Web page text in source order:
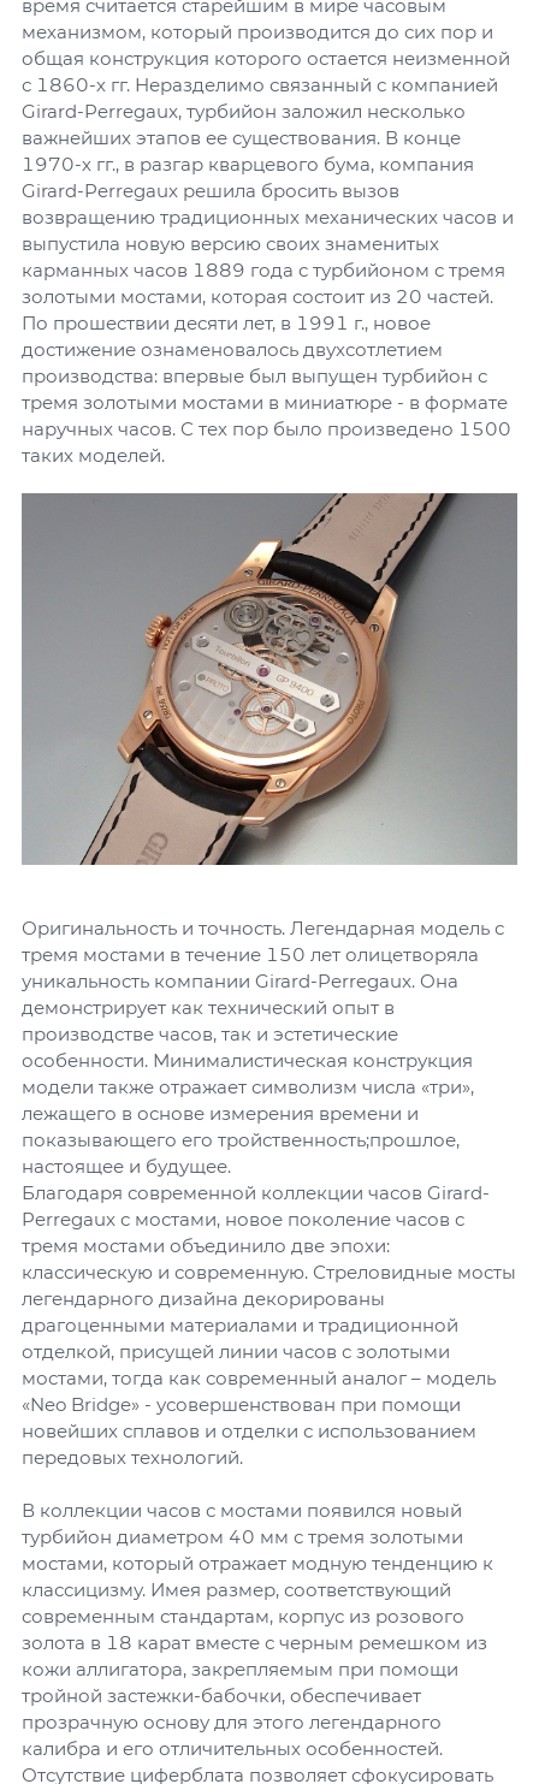
время считается старейшим в мире часовым
механизмом, который производится до сих пор и
общая конструкция которого остается неизменной
с 1860-х гг. Неразделимо связанный с компанией
Girard-Perregaux, турбийон заложил несколько
важнейших этапов ее существования. В конце
1970-х гг., в разгар кварцевого бума, компания
Girard-Perregaux решила бросить вызов
возвращению традиционных механических часов и
выпустила новую версию своих знаменитых
карманных часов 1889 года с турбийоном с тремя
золотыми мостами, которая состоит из 20 частей.
По прошествии десяти лет, в 1991 г., новое
достижение ознаменовалось двухсотлетием
производства: впервые был выпущен турбийон с
тремя золотыми мостами в миниатюре - в формате
наручных часов. С тех пор было произведено 1500
таких моделей.
Оригинальность и точность. Легендарная модель с
тремя мостами в течение 150 лет олицетворяла
уникальность компании Girard-Perregaux. Она
демонстрирует как технический опыт в
производстве часов, так и эстетические
особенности. Минималистическая конструкция
модели также отражает символизм числа «три»,
лежащего в основе измерения времени и
показывающего его тройственность;прошлое,
настоящее и будущее.
Благодаря современной коллекции часов Girard-
Perregaux с мостами, новое поколение часов с
тремя мостами объединило две эпохи:
классическую и современную. Стреловидные мосты
легендарного дизайна декорированы
драгоценными материалами и традиционной
отделкой, присущей линии часов с золотыми
мостами, тогда как современный аналог – модель
«Neo Bridge» - усовершенствован при помощи
новейших сплавов и отделки с использованием
передовых технологий.
В коллекции часов с мостами появился новый
турбийон диаметром 40 мм с тремя золотыми
мостами, который отражает модную тенденцию к
классицизму. Имея размер, соответствующий
современным стандартам, корпус из розового
золота в 18 карат вместе с черным ремешком из
кожи аллигатора, закрепляемым при помощи
тройной застежки-бабочки, обеспечивает
прозрачную основу для этого легендарного
калибра и его отличительных особенностей.
Отсутствие циферблата позволяет сфокусировать